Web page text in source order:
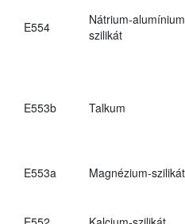
E554
Nátrium-
szilikát
E553b Talkum
E553a Magnézium-szilikát